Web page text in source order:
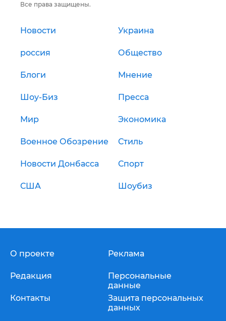
Все права защищены.
Новости Украина
россия Общество
Блоги Мнение
Шоу-Биз Пресса
Мир Экономика
Военное Обозрение Стиль
Новости Донбасса Спорт
США Шоубиз
О проекте
Редакция
Контакты
Реклама
Персональные
данные
Защита персональных
данных